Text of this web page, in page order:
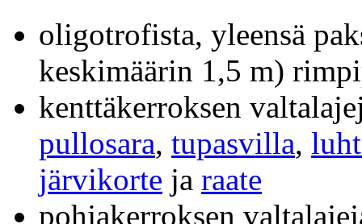
oligotrofista, yleensä
keskimäärin 1,5 m)
kenttäkerroksen
pullosara, tupasvilla,
järvikorte ja raate
pohjakerroksen